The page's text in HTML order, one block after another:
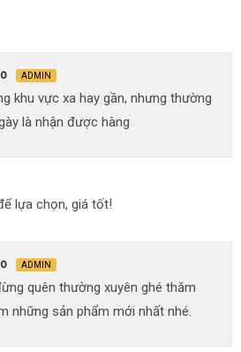
ADMIN
khu vực xa hay gần, nhưng thường
là nhận được hàng
lựa chọn, giá tốt!
ADMIN
quên thường xuyên ghé thăm
những sản phẩm mới nhất nhé.